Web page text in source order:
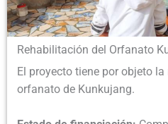
Rehabilitación del Orfanato
El proyecto tiene por objeto
orfanato de Kunkujang.